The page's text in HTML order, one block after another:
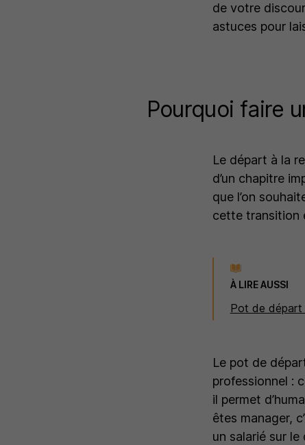
de votre
astuces pour
Pourquoi faire
Le départ à la
d’un chapitre
que l’on
cette transition
À LIRE AUSSI
Pot de départ
Le pot de
professionnel :
il permet
êtes manager,
un salarié sur le